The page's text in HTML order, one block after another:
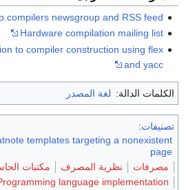
newsgroup and RSS feed
Hardware compilation mailing list
to compiler construction using flex
and yacc
الكلمات الدالة: لغة المصدر
تصنيفات:
templates targeting a nonexistent
page
مصرفات
نظرية المصرف
مكتبات
language implementation